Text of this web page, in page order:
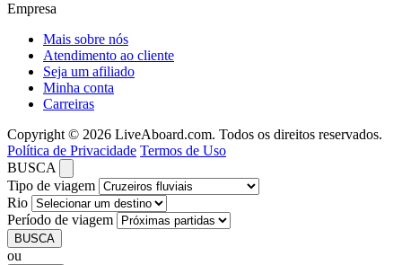
Empresa
Mais sobre nós
Atendimento ao cliente
Seja um afiliado
Minha conta
Carreiras
Copyright © 2026 LiveAboard.com. Todos os direitos reservados.
Política de Privacidade Termos de Uso
BUSCA
Tipo de viagem
Rio
Período de viagem
BUSCA
ou